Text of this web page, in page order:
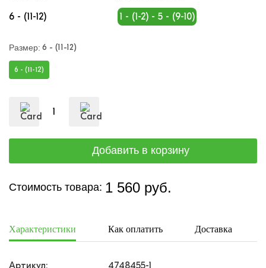
6 - (11-12) 1 - (1-2) - 5 - (9-10)
Размер: 6 - (11-12)
6 - (11-12)
Стоимость товара: 1 560 руб.
Характеристики Как оплатить Доставка
Артикул:
4748455-1